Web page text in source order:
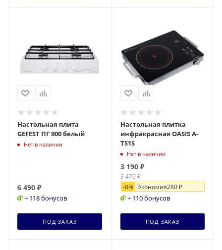
Настольная плита
GEFEST ПГ 900 белый
Нет в наличии
6 490 ₽
+ 118 бонусов
ПОД ЗАКАЗ
Настольная плитка
инфракрасная OASIS A-
TS1S
Нет в наличии
3 190₽
3 470₽
-8% Экономия280₽
+ 110 бонусов
ПОД ЗАКАЗ